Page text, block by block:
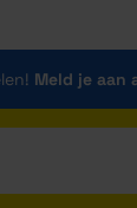
Meld je aan